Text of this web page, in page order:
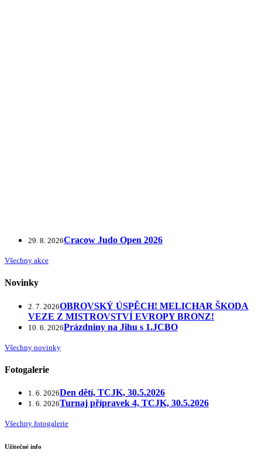
29. 8. 2026Cracow Judo Open 2026
Všechny akce
Novinky
2. 7. 2026OBROVSKÝ ÚSPĚCH! MELICHAR ŠKODA
VEZE Z MISTROVSTVÍ EVROPY BRONZ!
10. 6. 2026Prázdniny na Jihu s 1.JCBO
Všechny novinky
Fotogalerie
1. 6. 2026Den dětí, TCJK, 30.5.2026
1. 6. 2026Turnaj přípravek 4, TCJK, 30.5.2026
Všechny fotogalerie
Užitečné info